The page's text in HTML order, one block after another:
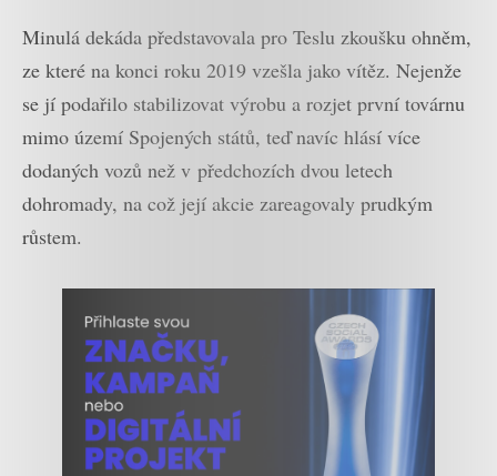
Minulá dekáda představovala pro Teslu zkoušku ohněm,
ze které na konci roku 2019 vzešla jako vítěz. Nejenže
se jí podařilo stabilizovat výrobu a rozjet první továrnu
mimo území Spojených států, teď navíc hlásí více
dodaných vozů než v předchozích dvou letech
dohromady, na což její akcie zareagovaly prudkým
růstem.